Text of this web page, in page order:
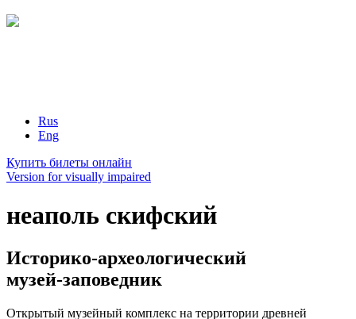
Rus
Eng
Купить билеты онлайн
Version for visually impaired
неаполь скифский
Историко-археологический
музей-заповедник
Открытый музейный комплекс на территории древней